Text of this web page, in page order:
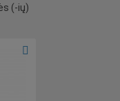
(-ių)